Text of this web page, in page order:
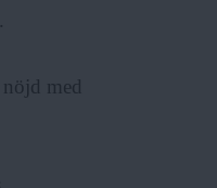
med